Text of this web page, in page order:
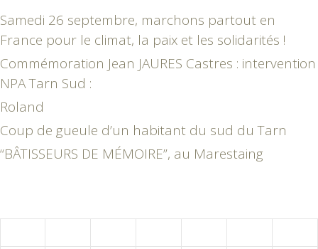
Samedi 26 septembre, marchons partout en
France pour le climat, la paix et les solidarités !
Commémoration Jean JAURES Castres : intervention
NPA Tarn Sud :
Roland
Coup de gueule d’un habitant du sud du Tarn
“BÂTISSEURS DE MÉMOIRE”, au Marestaing